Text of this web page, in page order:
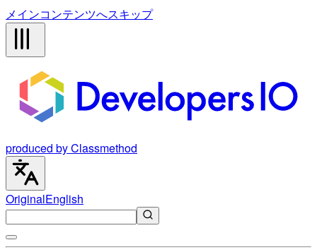
メインコンテンツへスキップ
produced by Classmethod
OriginalEnglish